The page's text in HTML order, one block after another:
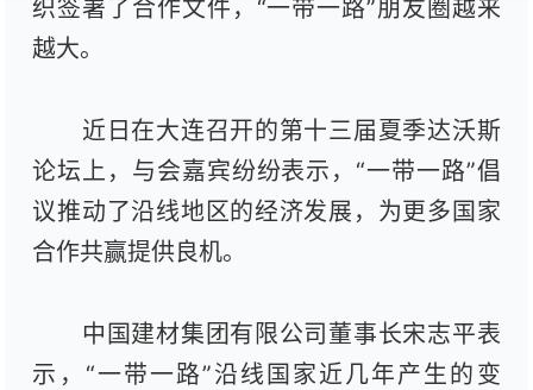
织签署了合作文件，“一带一路”朋友圈越来
越大。
近日在大连召开的第十三届夏季达沃斯
论坛上，与会嘉宾纷纷表示，“一带一路”倡
议推动了沿线地区的经济发展，为更多国家
合作共赢提供良机。
中国建材集团有限公司董事长宋志平表
示，“一带一路”沿线国家近几年产生的变